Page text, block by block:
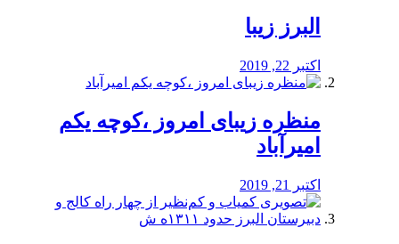
البرز زیبا
اکتبر 22, 2019
منظره‌‌ زیبای امروز ،کوچه یکم
امیرآباد
اکتبر 21, 2019